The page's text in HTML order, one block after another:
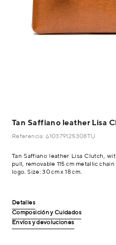
Tan Saffiano leather Lisa
Referencia: 610379125308TU
Tan Saffiano leather Lisa Clutch,
pull, removable 115 cm metallic
logo. Size: 30 cm x 18 cm.
Detalles
Composición y Cuidados
Envíos y devoluciones